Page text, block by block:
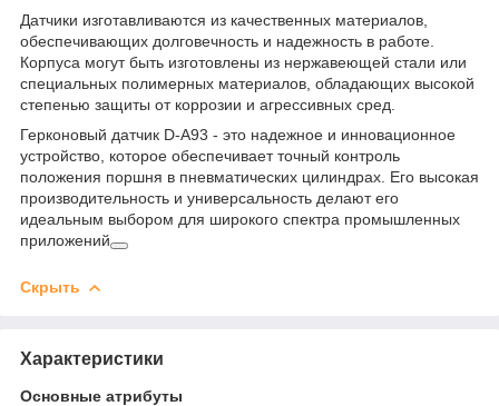
Датчики изготавливаются из качественных материалов,
обеспечивающих долговечность и надежность в работе.
Корпуса могут быть изготовлены из нержавеющей стали или
специальных полимерных материалов, обладающих высокой
степенью защиты от коррозии и агрессивных сред.
Герконовый датчик D-A93 - это надежное и инновационное
устройство, которое обеспечивает точный контроль
положения поршня в пневматических цилиндрах. Его высокая
производительность и универсальность делают его
идеальным выбором для широкого спектра промышленных
приложений
Скрыть
Характеристики
Основные атрибуты